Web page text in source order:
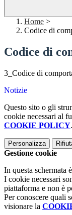
Home >
Codice di
Codice di
3_Codice di
Notizie
Questo sito o gli
cookie necessari al
COOKIE POLICY.
Personalizza
Gestione cookie
In questa schermata
I cookie necessari
piattaforma e non è
Per conoscere quali
visionare la